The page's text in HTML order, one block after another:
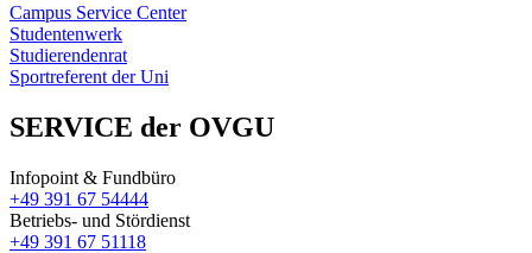
Campus Service Center
Studentenwerk
Studierendenrat
Sportreferent der Uni
SERVICE der OVGU
Infopoint & Fundbüro
+49 391 67 54444
Betriebs- und Stördienst
+49 391 67 51118